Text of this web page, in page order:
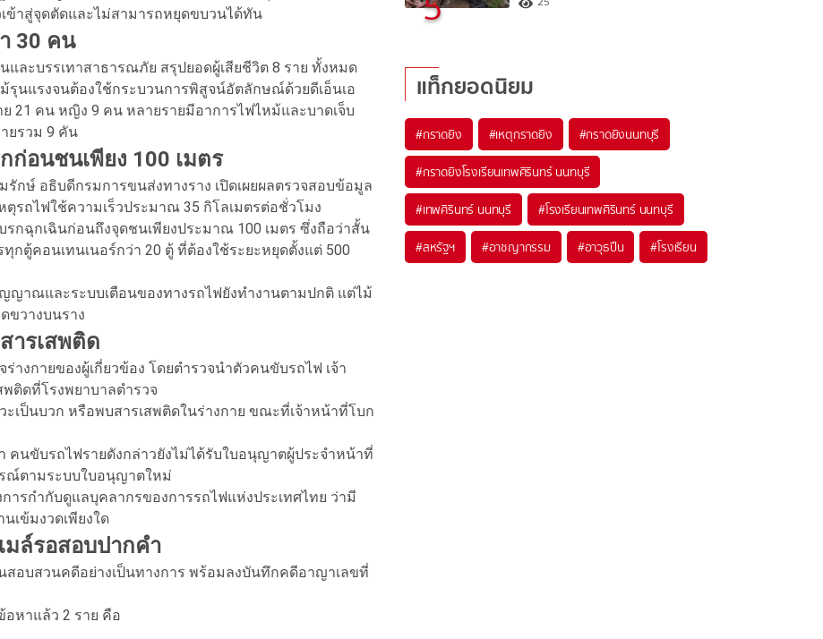
ข้าสู่จุดตัดและไม่สามารถหยุดขบวนได้ทัน
30 คน
ละบรรเทาสาธารณภัย สรุปยอดผู้เสียชีวิต 8 ราย ทั้งหมด
รุนแรงจนต้องใช้กระบวนการพิสูจน์อัตลักษณ์ด้วยดีเอ็นเอ
21 คน หญิง 9 คน หลายรายมีอาการไฟไหม้และบาดเจ็บ
ยรวม 9 คัน
ก่อนชนเพียง 100 เมตร
กษ์ อธิบดีกรมการขนส่งทางราง เปิดเผยผลตรวจสอบข้อมูล
รถไฟใช้ความเร็วประมาณ 35 กิโลเมตรต่อชั่วโมง
กฉุกเฉินก่อนถึงจุดชนเพียงประมาณ 100 เมตร ซึ่งถือว่าสั้น
กตู้คอนเทนเนอร์กว่า 20 ตู้ ที่ต้องใช้ระยะหยุดตั้งแต่ 500
าณและระบบเตือนของทางรถไฟยังทำงานตามปกติ แต่ไม้
ขวางบนราง
ารเสพติด
งกายของผู้เกี่ยวข้อง โดยตำรวจนำตัวคนขับรถไฟ เจ้า
ติดที่โรงพยาบาลตำรวจ
เป็นบวก หรือพบสารเสพติดในร่างกาย ขณะที่เจ้าหน้าที่โบก
คนขับรถไฟรายดังกล่าวยังไม่ได้รับใบอนุญาตผู้ประจำหน้าที่
ณ์ตามระบบใบอนุญาตใหม่
ารกำกับดูแลบุคลากรของการรถไฟแห่งประเทศไทย ว่ามี
เข้มงวดเพียงใด
มล์รอสอบปากคำ
อบสวนคดีอย่างเป็นทางการ พร้อมลงบันทึกคดีอาญาเลขที่
หาแล้ว 2 ราย คือ
แท็กยอดนิยม
#กราดยิง #เหตุกราดยิง #กราดยิงนนทบุรี
#กราดยิงโรงเรียนเทพศิรินทร์ นนทบุรี
#เทพศิรินทร์ นนทบุรี #โรงเรียนเทพศิรินทร์ นนทบุรี
#สหรัฐฯ #อาชญากรรม #อาวุธปืน #โรงเรียน